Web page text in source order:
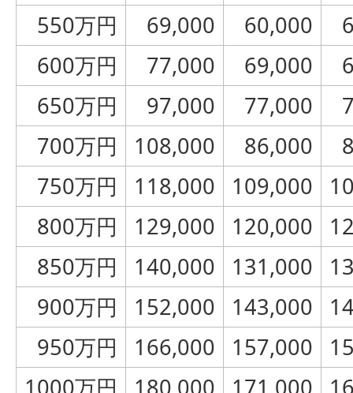
550万円
69,000 60,000
600万円
77,000 69,000
650万円
97,000 77,000
700万円
108,000 86,000
750万円
118,000 109,000
800万円
129,000 120,000
850万円
140,000 131,000
900万円
152,000 143,000
950万円
166,000 157,000
1000万円
180,000 171,000